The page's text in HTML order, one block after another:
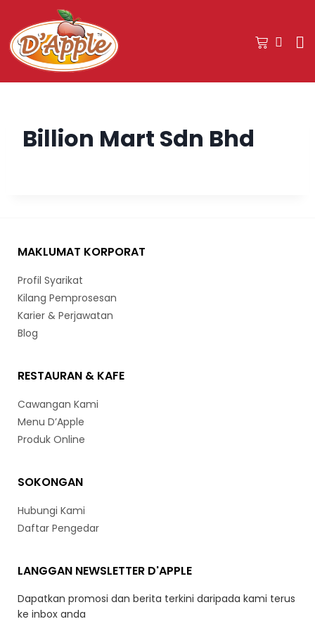
Billion Mart Sdn Bhd
MAKLUMAT KORPORAT
Profil Syarikat
Kilang Pemprosesan
Karier & Perjawatan
Blog
RESTAURAN & KAFE
Cawangan Kami
Menu D’Apple
Produk Online
SOKONGAN
Hubungi Kami
Daftar Pengedar
LANGGAN NEWSLETTER D'APPLE
Dapatkan promosi dan berita terkini daripada kami terus
ke inbox anda